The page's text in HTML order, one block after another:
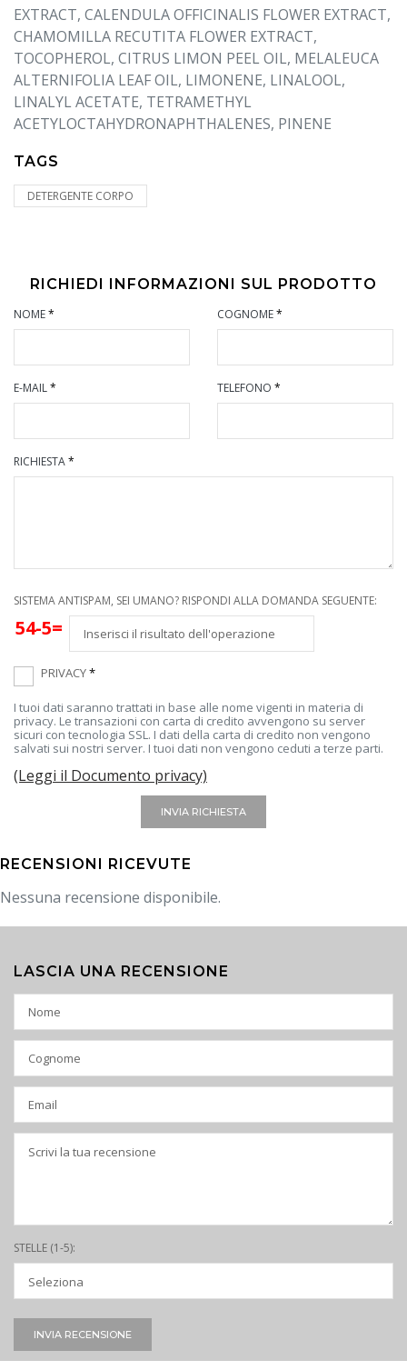
EXTRACT, CALENDULA OFFICINALIS FLOWER EXTRACT,
CHAMOMILLA RECUTITA FLOWER EXTRACT,
TOCOPHEROL, CITRUS LIMON PEEL OIL, MELALEUCA
ALTERNIFOLIA LEAF OIL, LIMONENE, LINALOOL,
LINALYL ACETATE, TETRAMETHYL
ACETYLOCTAHYDRONAPHTHALENES, PINENE
TAGS
DETERGENTE CORPO
RICHIEDI INFORMAZIONI SUL PRODOTTO
NOME* COGNOME*
E-MAIL* TELEFONO *
RICHIESTA*
SISTEMA ANTISPAM, SEI UMANO? RISPONDI ALLA DOMANDA SEGUENTE:
54-5=
PRIVACY*
I tuoi dati saranno trattati in base alle nome vigenti in materia di
privacy. Le transazioni con carta di credito avvengono su server
sicuri con tecnologia SSL. I dati della carta di credito non vengono
salvati sui nostri server. I tuoi dati non vengono ceduti a terze parti.
(Leggi il Documento privacy)
INVIA RICHIESTA
RECENSIONI RICEVUTE
Nessuna recensione disponibile.
LASCIA UNA RECENSIONE
STELLE (1-5):
INVIA RECENSIONE